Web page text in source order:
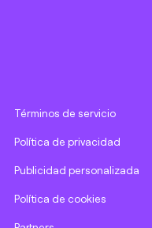
Términos de servicio
Política de privacidad
Publicidad personalizada
Política de cookies